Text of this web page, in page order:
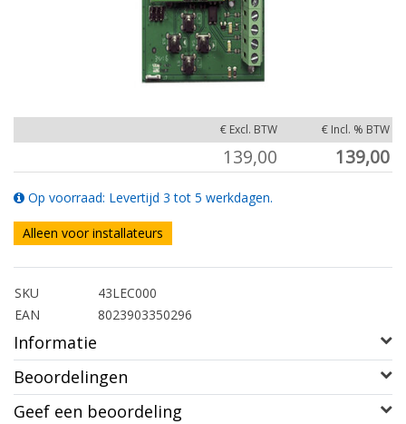
€ Excl. BTW € Incl. % BTW
139,00 139,00
Op voorraad: Levertijd 3 tot 5 werkdagen.
Alleen voor installateurs
SKU
43LEC000
EAN
8023903350296
Informatie
Beoordelingen
Geef een beoordeling